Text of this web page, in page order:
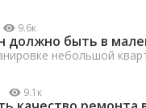
9.6к
должно быть в
небольшой
9.1к